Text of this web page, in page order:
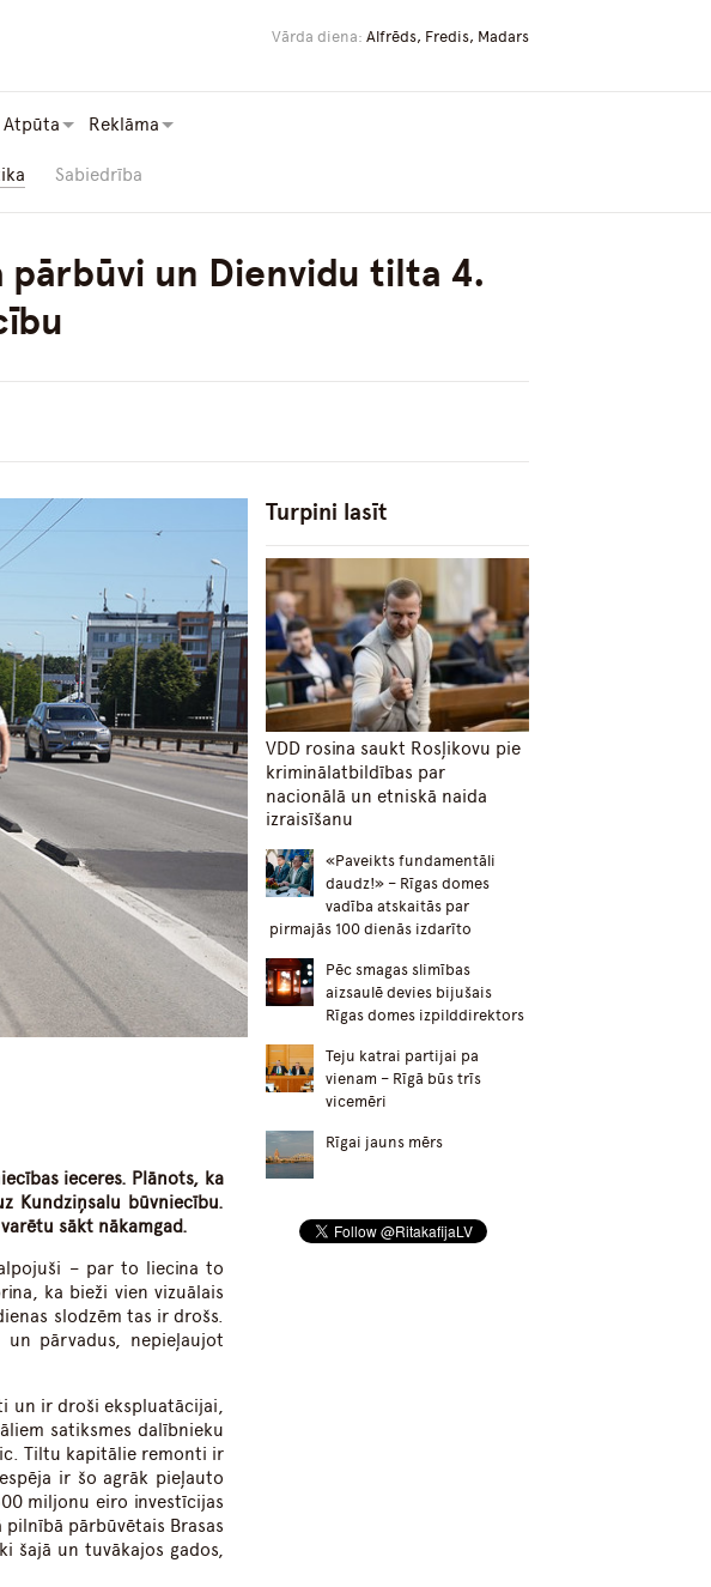
Vārda diena: Alfrēds, Fredis, Madars
Atpūta Reklāma
Sabiedrība
pārbūvi un Dienvidu tilta 4.
ieceres. Plānots, ka
Kundziņsalu būvniecību.
sākt nākamgad.
– par to liecina to
ka bieži vien vizuālais
slodzēm tas ir drošs.
pārvadus, nepieļaujot
un ir droši ekspluatācijai,
satiksmes dalībnieku
Tiltu kapitālie remonti ir
ir šo agrāk pieļauto
miljonu eiro investīcijas
pārbūvētais Brasas
šajā un tuvākajos gados,
Turpini lasīt
VDD rosina saukt Rosļikovu pie
kriminālatbildības par
nacionālā un etniskā naida
izraisīšanu
«Paveikts fundamentāli
daudz!» – Rīgas domes
vadība atskaitās par
pirmajās 100 dienās izdarīto
Pēc smagas slimības
aizsaulē devies bijušais
Rīgas domes izpilddirektors
Teju katrai partijai pa
vienam – Rīgā būs trīs
vicemēri
Rīgai jauns mērs